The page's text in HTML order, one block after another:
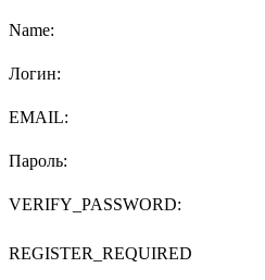
Name:
Логин:
EMAIL:
Пароль:
VERIFY_PASSWORD:
REGISTER_REQUIRED